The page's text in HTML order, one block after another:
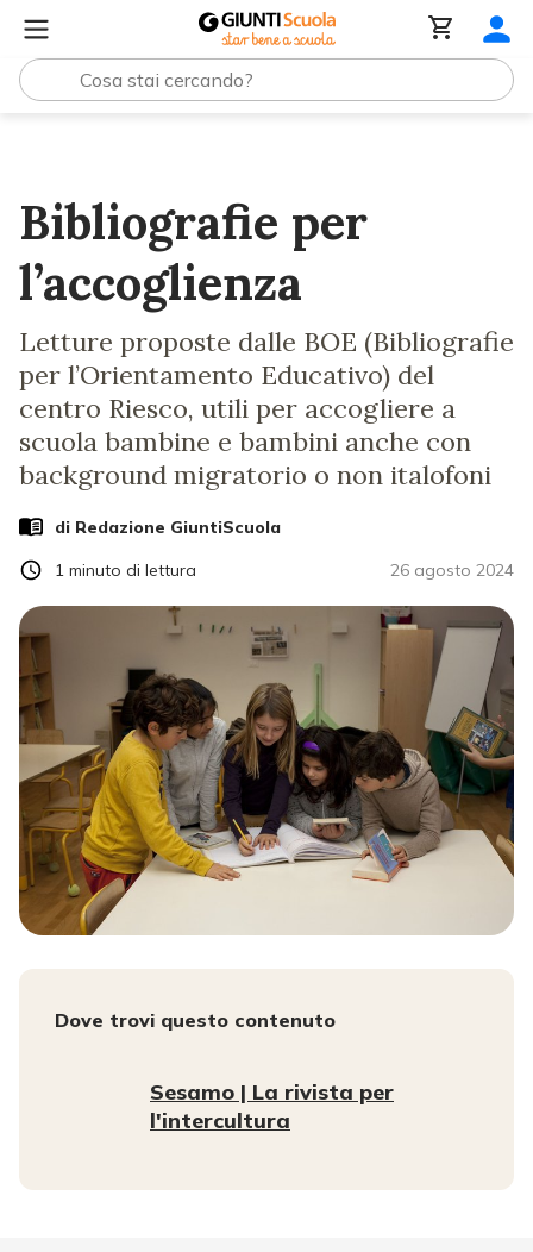
Bibliografie per
l’accoglienza
Letture proposte dalle BOE (Bibliografie
per l’Orientamento Educativo) del
centro Riesco, utili per accogliere a
scuola bambine e bambini anche con
background migratorio o non italofoni
di Redazione GiuntiScuola
26 agosto 2024
1 minuto di lettura
Dove trovi questo contenuto
Sesamo | La rivista per
l'intercultura